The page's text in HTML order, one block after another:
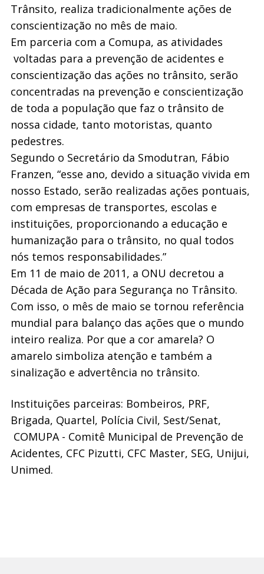
Trânsito, realiza tradicionalmente ações de
conscientização no mês de maio.
Em parceria com a Comupa, as atividades
voltadas para a prevenção de acidentes e
conscientização das ações no trânsito, serão
concentradas na prevenção e conscientização
de toda a população que faz o trânsito de
nossa cidade, tanto motoristas, quanto
pedestres.
Segundo o Secretário da Smodutran, Fábio
Franzen, “esse ano, devido a situação vivida em
nosso Estado, serão realizadas ações pontuais,
com empresas de transportes, escolas e
instituições, proporcionando a educação e
humanização para o trânsito, no qual todos
nós temos responsabilidades.”
Em 11 de maio de 2011, a ONU decretou a
Década de Ação para Segurança no Trânsito.
Com isso, o mês de maio se tornou referência
mundial para balanço das ações que o mundo
inteiro realiza. Por que a cor amarela? O
amarelo simboliza atenção e também a
sinalização e advertência no trânsito.
Instituições parceiras: Bombeiros, PRF,
Brigada, Quartel, Polícia Civil, Sest/Senat,
COMUPA - Comitê Municipal de Prevenção de
Acidentes, CFC Pizutti, CFC Master, SEG, Unijui,
Unimed.